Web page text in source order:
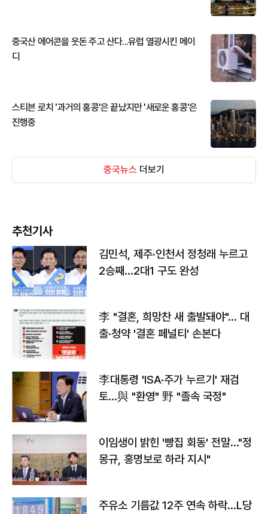
중국산 에어콘을 웃돈 주고 산다...유럽 열광시킨 메이
디
스티븐 로치 '과거의 홍콩'은 끝났지만 '새로운 홍콩'은
진행중
중국뉴스 더보기
추천기사
김민석, 제주·인천서 정청래 누르고
2승째…2대1 구도 완성
李 "결혼, 희망찬 새 출발돼야"… 대
출·청약 '결혼 페널티' 손본다
李대통령 'ISA·주가 누르기' 재검
토…與 "환영" 野 "졸속 국정"
이임생이 밝힌 '빵집 회동' 전말…"정
몽규, 홍명보로 하라 지시"
주유소 기름값 12주 연속 하락…L당